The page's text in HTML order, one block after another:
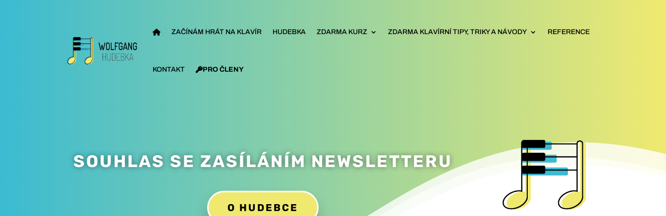
ZAČÍNÁM HRÁT NA KLAVÍR HUDEBKA ZDARMA KURZ ZDARMA KLAVÍRNÍ TIPY, TRIKY A NÁVODY REFERENCE
KONTAKT PRO ČLENY
SOUHLAS SE ZASÍLÁNÍM NEWSLETTERU
O HUDEBCE